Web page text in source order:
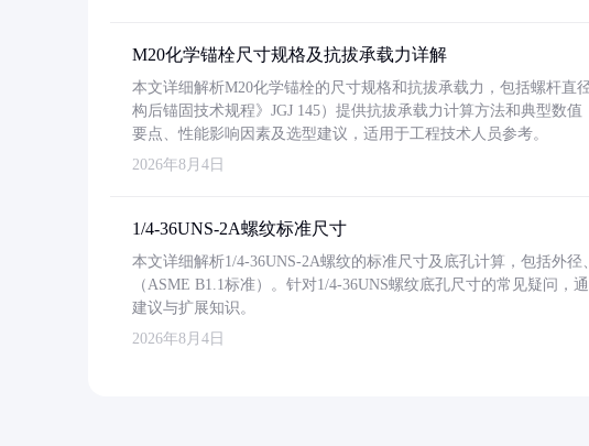
M20化学锚栓尺寸规格及抗拔承载力详解
本文详细解析M20化学锚栓的尺寸规格和抗拔承载力，包括螺杆直
构后锚固技术规程》JGJ 145）提供抗拔承载力计算方法和典型数
要点、性能影响因素及选型建议，适用于工程技术人员参考。
2026年8月4日
1/4-36UNS-2A螺纹标准尺寸
本文详细解析1/4-36UNS-2A螺纹的标准尺寸及底孔计算，包括外
（ASME B1.1标准）。针对1/4-36UNS螺纹底孔尺寸的常见疑问
建议与扩展知识。
2026年8月4日